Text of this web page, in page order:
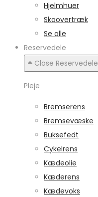
Hjelmhuer
Skoovertræk
Se alle
Reservedele
Close Reservedele
Pleje
Bremserens
Bremsevæske
Buksefedt
Cykelrens
Kædeolie
Kæderens
Kædevoks